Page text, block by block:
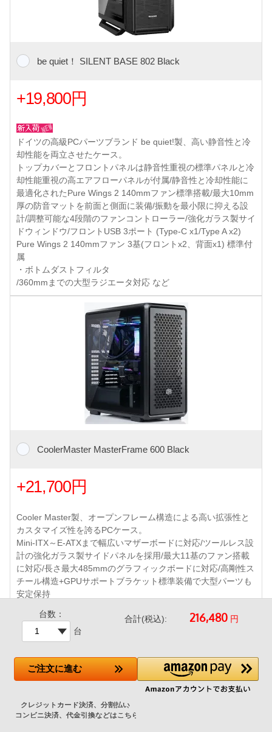
be quiet！ SILENT BASE 802 Black
+19,800円
ドイツの高級PCパーツブランド be quiet!製、高い静音性と冷
却性能を両立させたケース。
トップカバーとフロントパネルは静音性重視の標準パネルと冷
却性能重視の高エアフローパネルが付属/静音性と冷却性能に
最適化されたPure Wings 2 140mmファン標準搭載/最大10mm
厚の防音マットを前面と側面に装備/振動を最小限に抑える設
計/調整可能な4段階のファンコントローラー/強化ガラス製サイ
ドウィンドウ/フロントUSB 3ポート (Type-C x1/Type A x2)
Pure Wings 2 140mmファン 3基(フロントx2、背面x1) 標準付
属
・ボトムダストフィルタ
/360mmまでの大型ラジエータ対応 など
CoolerMaster MasterFrame 600 Black
+21,700円
Cooler Master製、オープンフレーム構造による高い拡張性と
カスタマイズ性を誇るPCケース。
Mini-ITX～E-ATXまで幅広いマザーボードに対応/ツールレス設
計の強化ガラス製サイドパネルを採用/最大11基のファン搭載
に対応/長さ最大485mmのグラフィックボードに対応/高剛性ス
チール構造+GPUサポートブラケット標準装備で大型パーツも
安定保持
m PWMファン1基 標準搭載
フロントI/Oポート : USB 3.2 Gen2 Type-C×1、
360mmまでの大型ラジエータ対応 など
台数：
台
合計(税込): 円
ご注文に進む